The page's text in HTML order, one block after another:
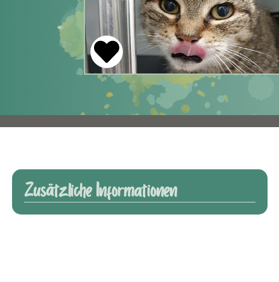
Zusätzliche Informationen